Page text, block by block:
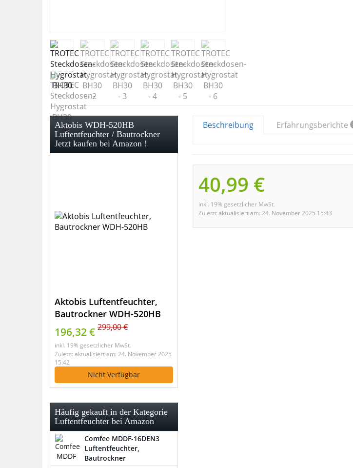
Beschreibung Erfahrungsberichte
40,99 €
inkl. 19% gesetzlicher MwSt.
Zuletzt aktualisiert am: 24. November 2025 15:43
Aktobis WDH-520HB
Luftentfeuchter / Bautrockner
Jetzt kaufen bei Amazon !
Aktobis Luftentfeuchter,
Bautrockner WDH-520HB
196,32 € 299,00 €
inkl. 19% gesetzlicher MwSt.
Zuletzt aktualisiert am: 24. November 2025
15:42
Nicht Verfügbar
Häufig gekauft in der Kategorie
Luftentfeuchter bei Amazon
Comfee MDDF-16DEN3
Luftentfeuchter,
Bautrockner